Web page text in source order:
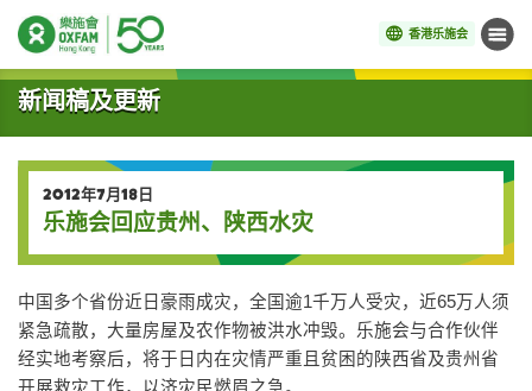
香港乐施会 菜单
开始主要内容
新闻稿及更新
2012年7月18日
乐施会回应贵州、陕西水灾
中国多个省份近日豪雨成灾，全国逾1千万人受灾，近65万人须
紧急疏散，大量房屋及农作物被洪水冲毁。乐施会与合作伙伴
经实地考察后，将于日内在灾情严重且贫困的陕西省及贵州省
开展救灾工作，以济灾民燃眉之急。